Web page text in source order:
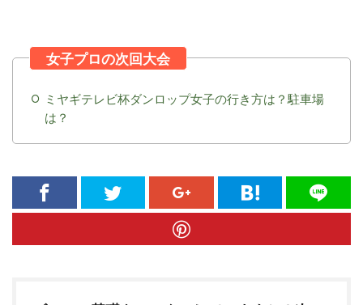
ミヤギテレビ杯ダンロップ女子の行き方は？駐車場
は？